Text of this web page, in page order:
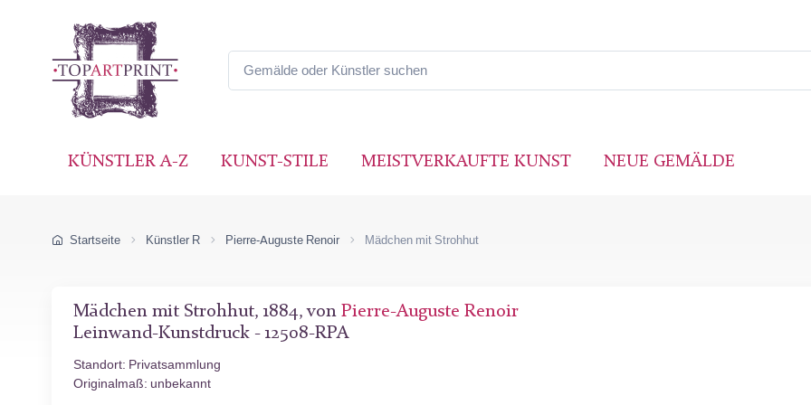
KÜNSTLER A-Z KUNST-STILE MEISTVERKAUFTE KUNST NEUE GEMÄLDE
Startseite Künstler R Pierre-Auguste Renoir Mädchen mit Strohhut
Mädchen mit Strohhut, 1884, von Pierre-Auguste Renoir
Leinwand-Kunstdruck - 12508-RPA
Standort: Privatsammlung
Originalmaß: unbekannt